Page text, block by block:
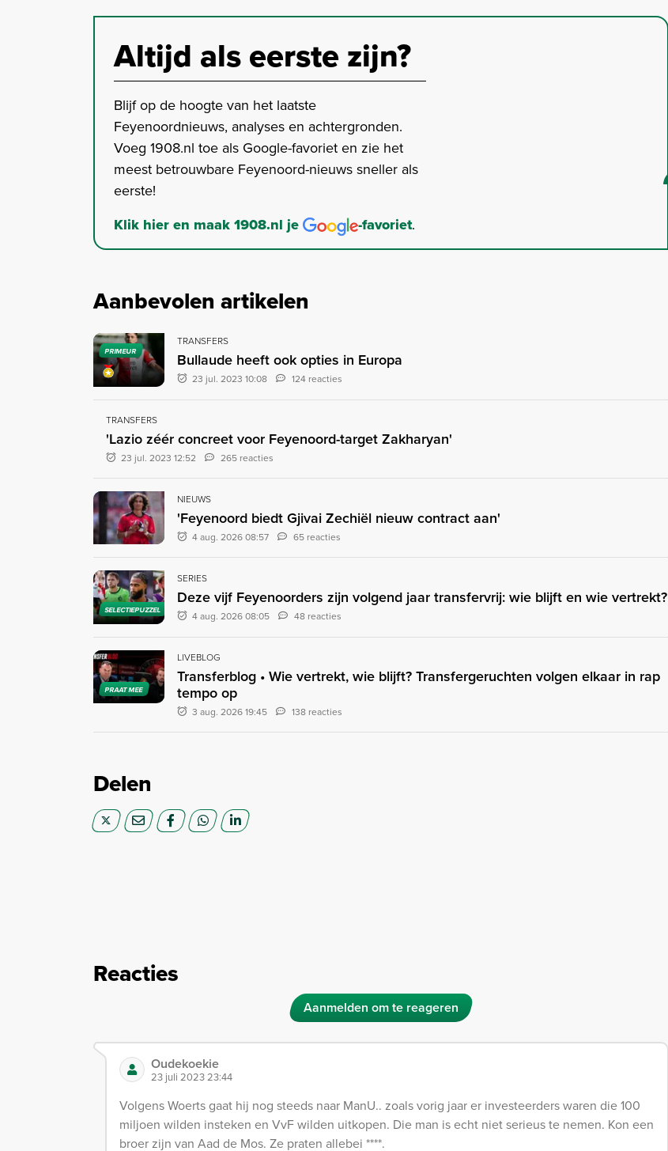
Altijd als eerste zijn?
Blijf op de hoogte van het laatste
Feyenoordnieuws, analyses en achtergronden.
Voeg 1908.nl toe als Google-favoriet en zie het
meest betrouwbare Feyenoord-nieuws sneller als
eerste!
Klik hier en maak 1908.nl je -favoriet.
Aanbevolen artikelen
PRIMEUR
TRANSFERS
Bullaude heeft ook opties in Europa
23 jul. 2023 10:08 124 reacties
TRANSFERS
'Lazio zéér concreet voor Feyenoord-target Zakharyan'
23 jul. 2023 12:52 265 reacties
NIEUWS
'Feyenoord biedt Gjivai Zechiël nieuw contract aan'
4 aug. 2026 08:57 65 reacties
SELECTIEPUZZEL
SERIES
Deze vijf Feyenoorders zijn volgend jaar transfervrij: wie blijft en wie vertrekt?
4 aug. 2026 08:05 48 reacties
PRAAT MEE
LIVEBLOG
Transferblog • Wie vertrekt, wie blijft? Transfergeruchten volgen elkaar in rap
tempo op
3 aug. 2026 19:45 138 reacties
Delen
Reacties
Aanmelden om te reageren
Oudekoekie
23 juli 2023 23:44
Volgens Woerts gaat hij nog steeds naar ManU.. zoals vorig jaar er investeerders waren die 100
miljoen wilden insteken en VvF wilden uitkopen. Die man is echt niet serieus te nemen. Kon een
broer zijn van Aad de Mos. Ze praten allebei ****.